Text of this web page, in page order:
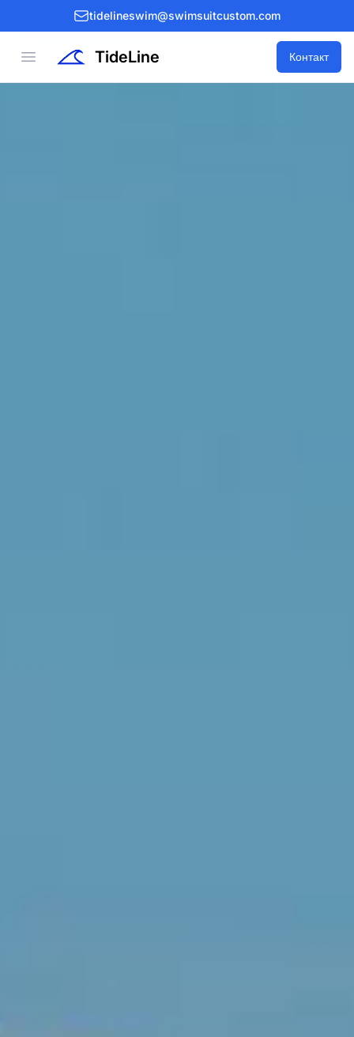
tidelineswim@swimsuitcustom.com
Open menu TideLine Контакт